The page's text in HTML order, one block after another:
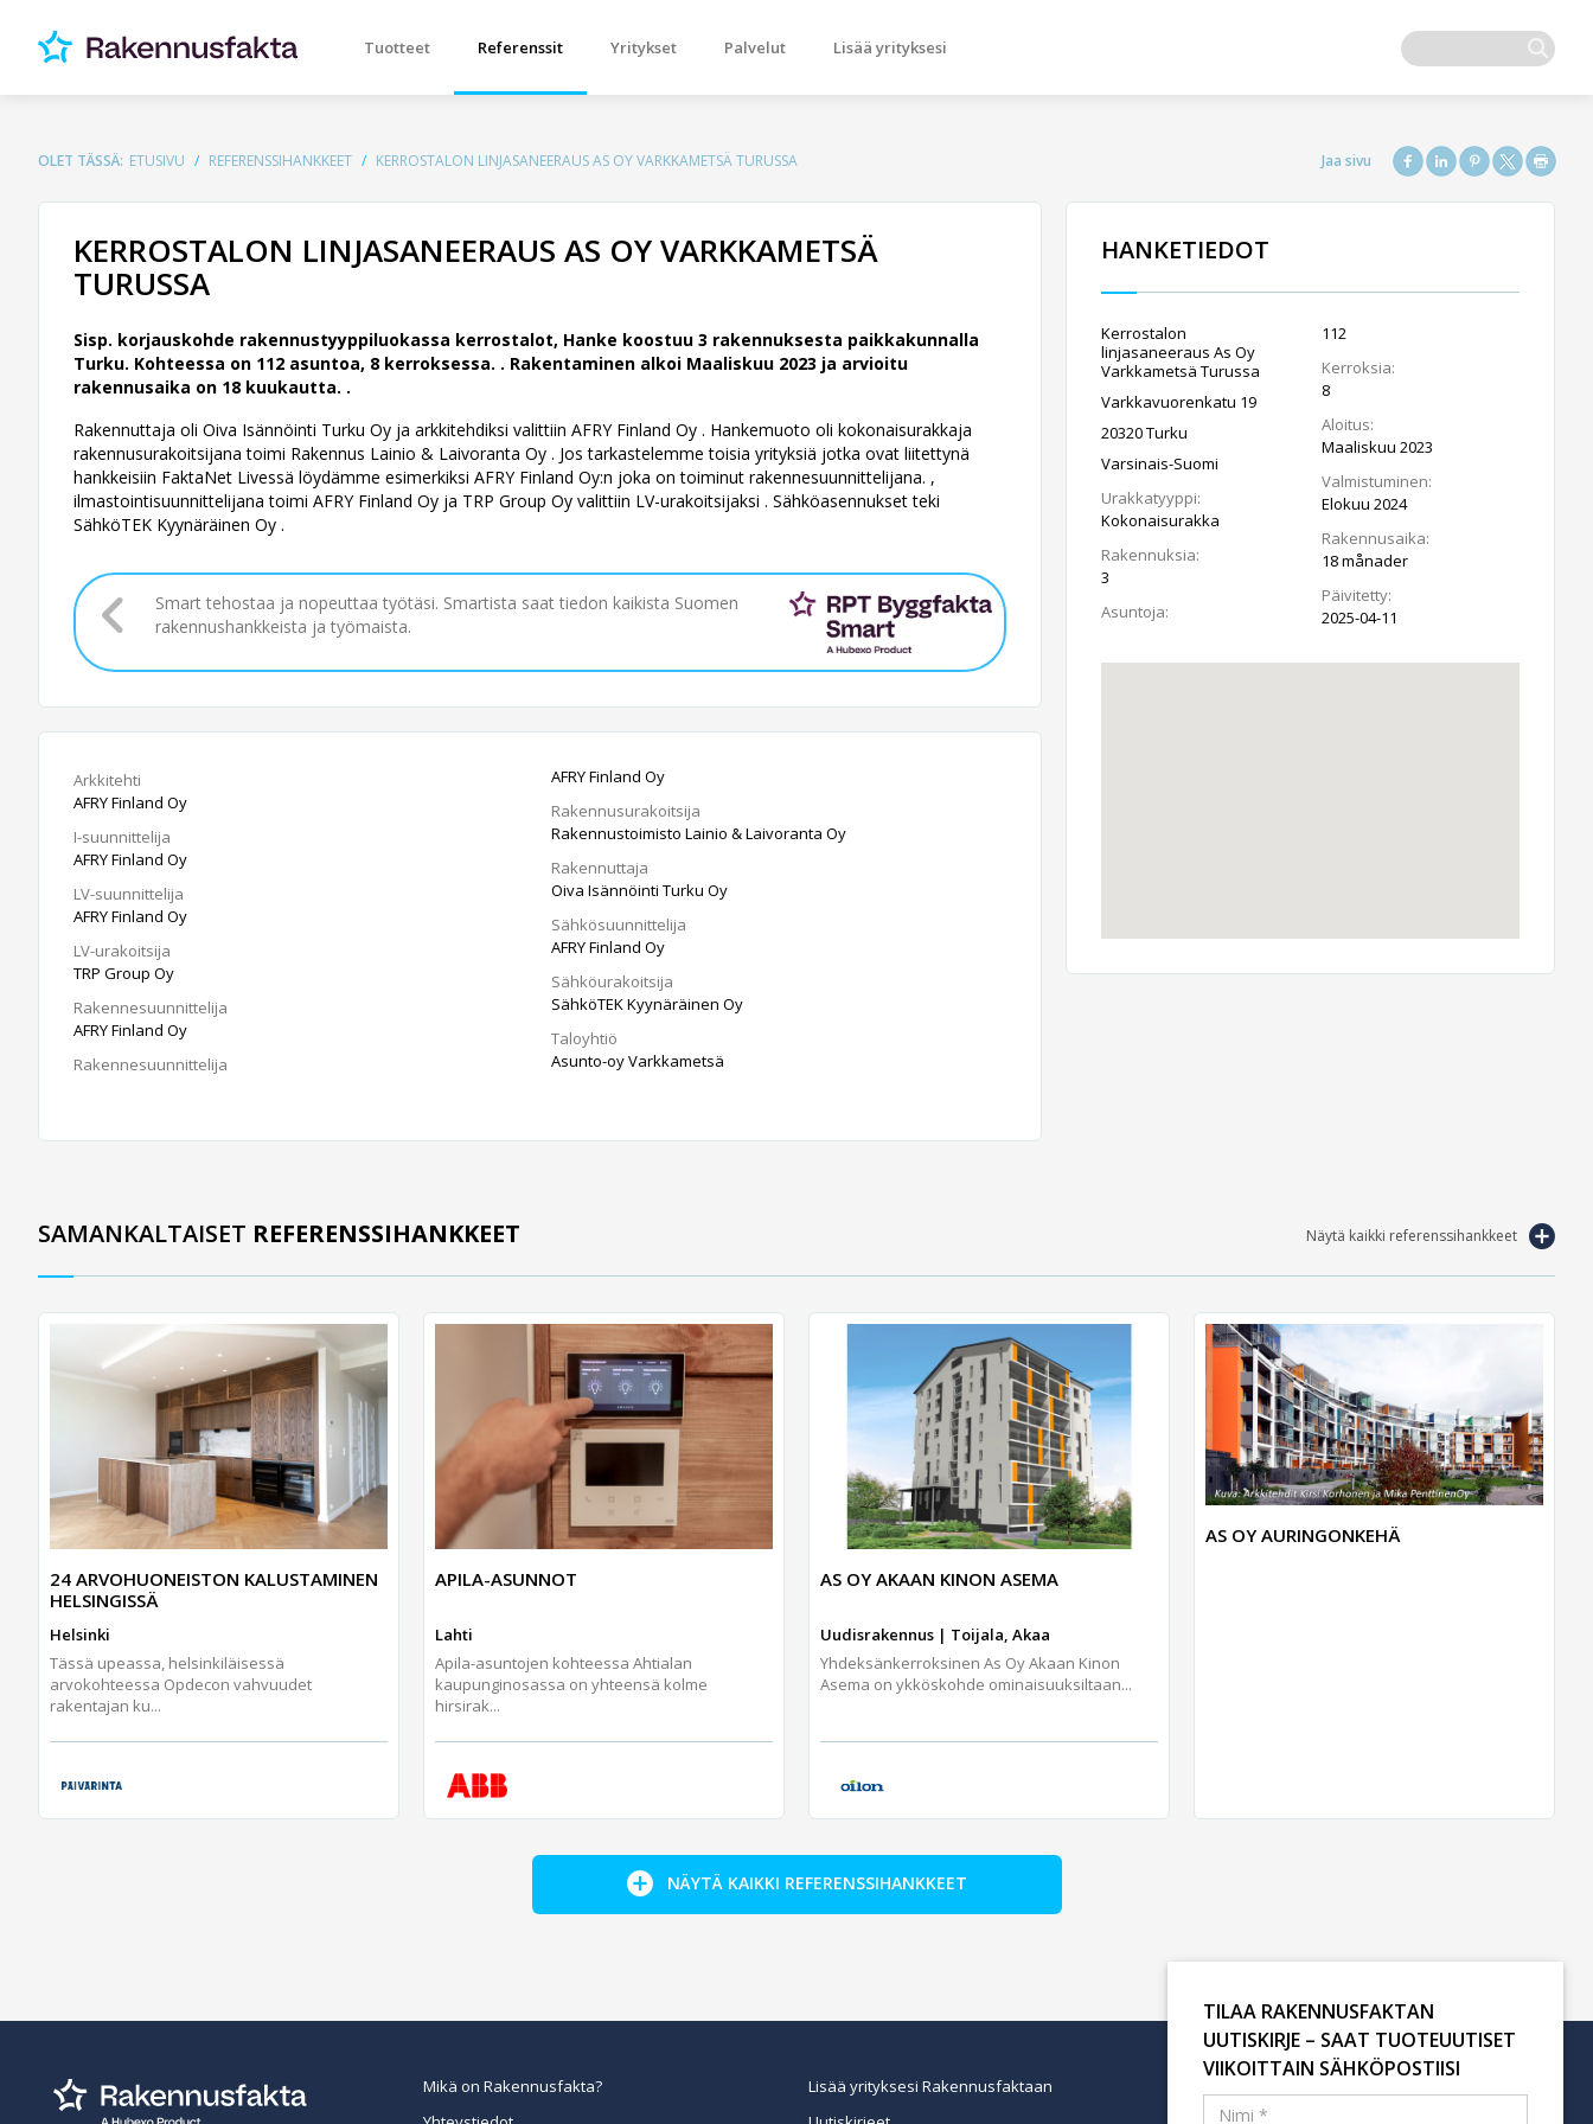
Tuotteet Referenssit Yritykset Palvelut Lisää yrityksesi
OLET TÄSSÄ: ETUSIVU REFERENSSIHANKKEET KERROSTALON LINJASANEERAUS AS OY VARKKAMETSÄ TURUSSA
KERROSTALON LINJASANEERAUS AS OY VARKKAMETSÄ
TURUSSA
Sisp. korjauskohde rakennustyyppiluokassa kerrostalot, Hanke koostuu 3 rakennuksesta paikkakunnalla
Turku. Kohteessa on 112 asuntoa, 8 kerroksessa. . Rakentaminen alkoi Maaliskuu 2023 ja arvioitu
rakennusaika on 18 kuukautta. .
Rakennuttaja oli Oiva Isännöinti Turku Oy ja arkkitehdiksi valittiin AFRY Finland Oy . Hankemuoto oli kokonaisurakkaja
rakennusurakoitsijana toimi Rakennus Lainio & Laivoranta Oy . Jos tarkastelemme toisia yrityksiä jotka ovat liitettynä
hankkeisiin FaktaNet Livessä löydämme esimerkiksi AFRY Finland Oy:n joka on toiminut rakennesuunnittelijana. ,
ilmastointisuunnittelijana toimi AFRY Finland Oy ja TRP Group Oy valittiin LV-urakoitsijaksi . Sähköasennukset teki
SähköTEK Kyynäräinen Oy .
Smart tehostaa ja nopeuttaa työtäsi. Smartista saat tiedon kaikista Suomen
rakennushankkeista ja työmaista.
Arkkitehti
AFRY Finland Oy
I-suunnittelija
AFRY Finland Oy
LV-suunnittelija
AFRY Finland Oy
LV-urakoitsija
TRP Group Oy
Rakennesuunnittelija
AFRY Finland Oy
Rakennesuunnittelija
AFRY Finland Oy
Rakennusurakoitsija
Rakennustoimisto Lainio & Laivoranta Oy
Rakennuttaja
Oiva Isännöinti Turku Oy
Sähkösuunnittelija
AFRY Finland Oy
Sähköurakoitsija
SähköTEK Kyynäräinen Oy
Taloyhtiö
Asunto-oy Varkkametsä
HANKETIEDOT
Kerrostalon
linjasaneeraus As Oy
Varkkametsä Turussa
Varkkavuorenkatu 19
20320 Turku
Varsinais-Suomi
Urakkatyyppi:
Kokonaisurakka
Rakennuksia:
3
Asuntoja:
112
Kerroksia:
8
Aloitus:
Maaliskuu 2023
Valmistuminen:
Elokuu 2024
Rakennusaika:
18 månader
Päivitetty:
2025-04-11
Näytä kaikki referenssihankkeet
SAMANKALTAISET REFERENSSIHANKKEET
24 ARVOHUONEISTON KALUSTAMINEN
HELSINGISSÄ
Helsinki
Tässä upeassa, helsinkiläisessä
arvokohteessa Opdecon vahvuudet
rakentajan ku...
APILA-ASUNNOT
Lahti
Apila-asuntojen kohteessa Ahtialan
kaupunginosassa on yhteensä kolme
hirsirak...
AS OY AKAAN KINON ASEMA
Uudisrakennus | Toijala, Akaa
Yhdeksänkerroksinen As Oy Akaan Kinon
Asema on ykköskohde ominaisuuksiltaan...
AS OY AURINGONKEHÄ
NÄYTÄ KAIKKI REFERENSSIHANKKEET
Mikä on Rakennusfakta?
Lisää yrityksesi Rakennusfaktaan
TILAA RAKENNUSFAKTAN
UUTISKIRJE – SAAT TUOTEUUTISET
VIIKOITTAIN SÄHKÖPOSTIISI